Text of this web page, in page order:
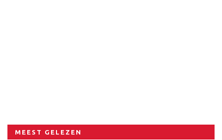
MEEST GELEZEN